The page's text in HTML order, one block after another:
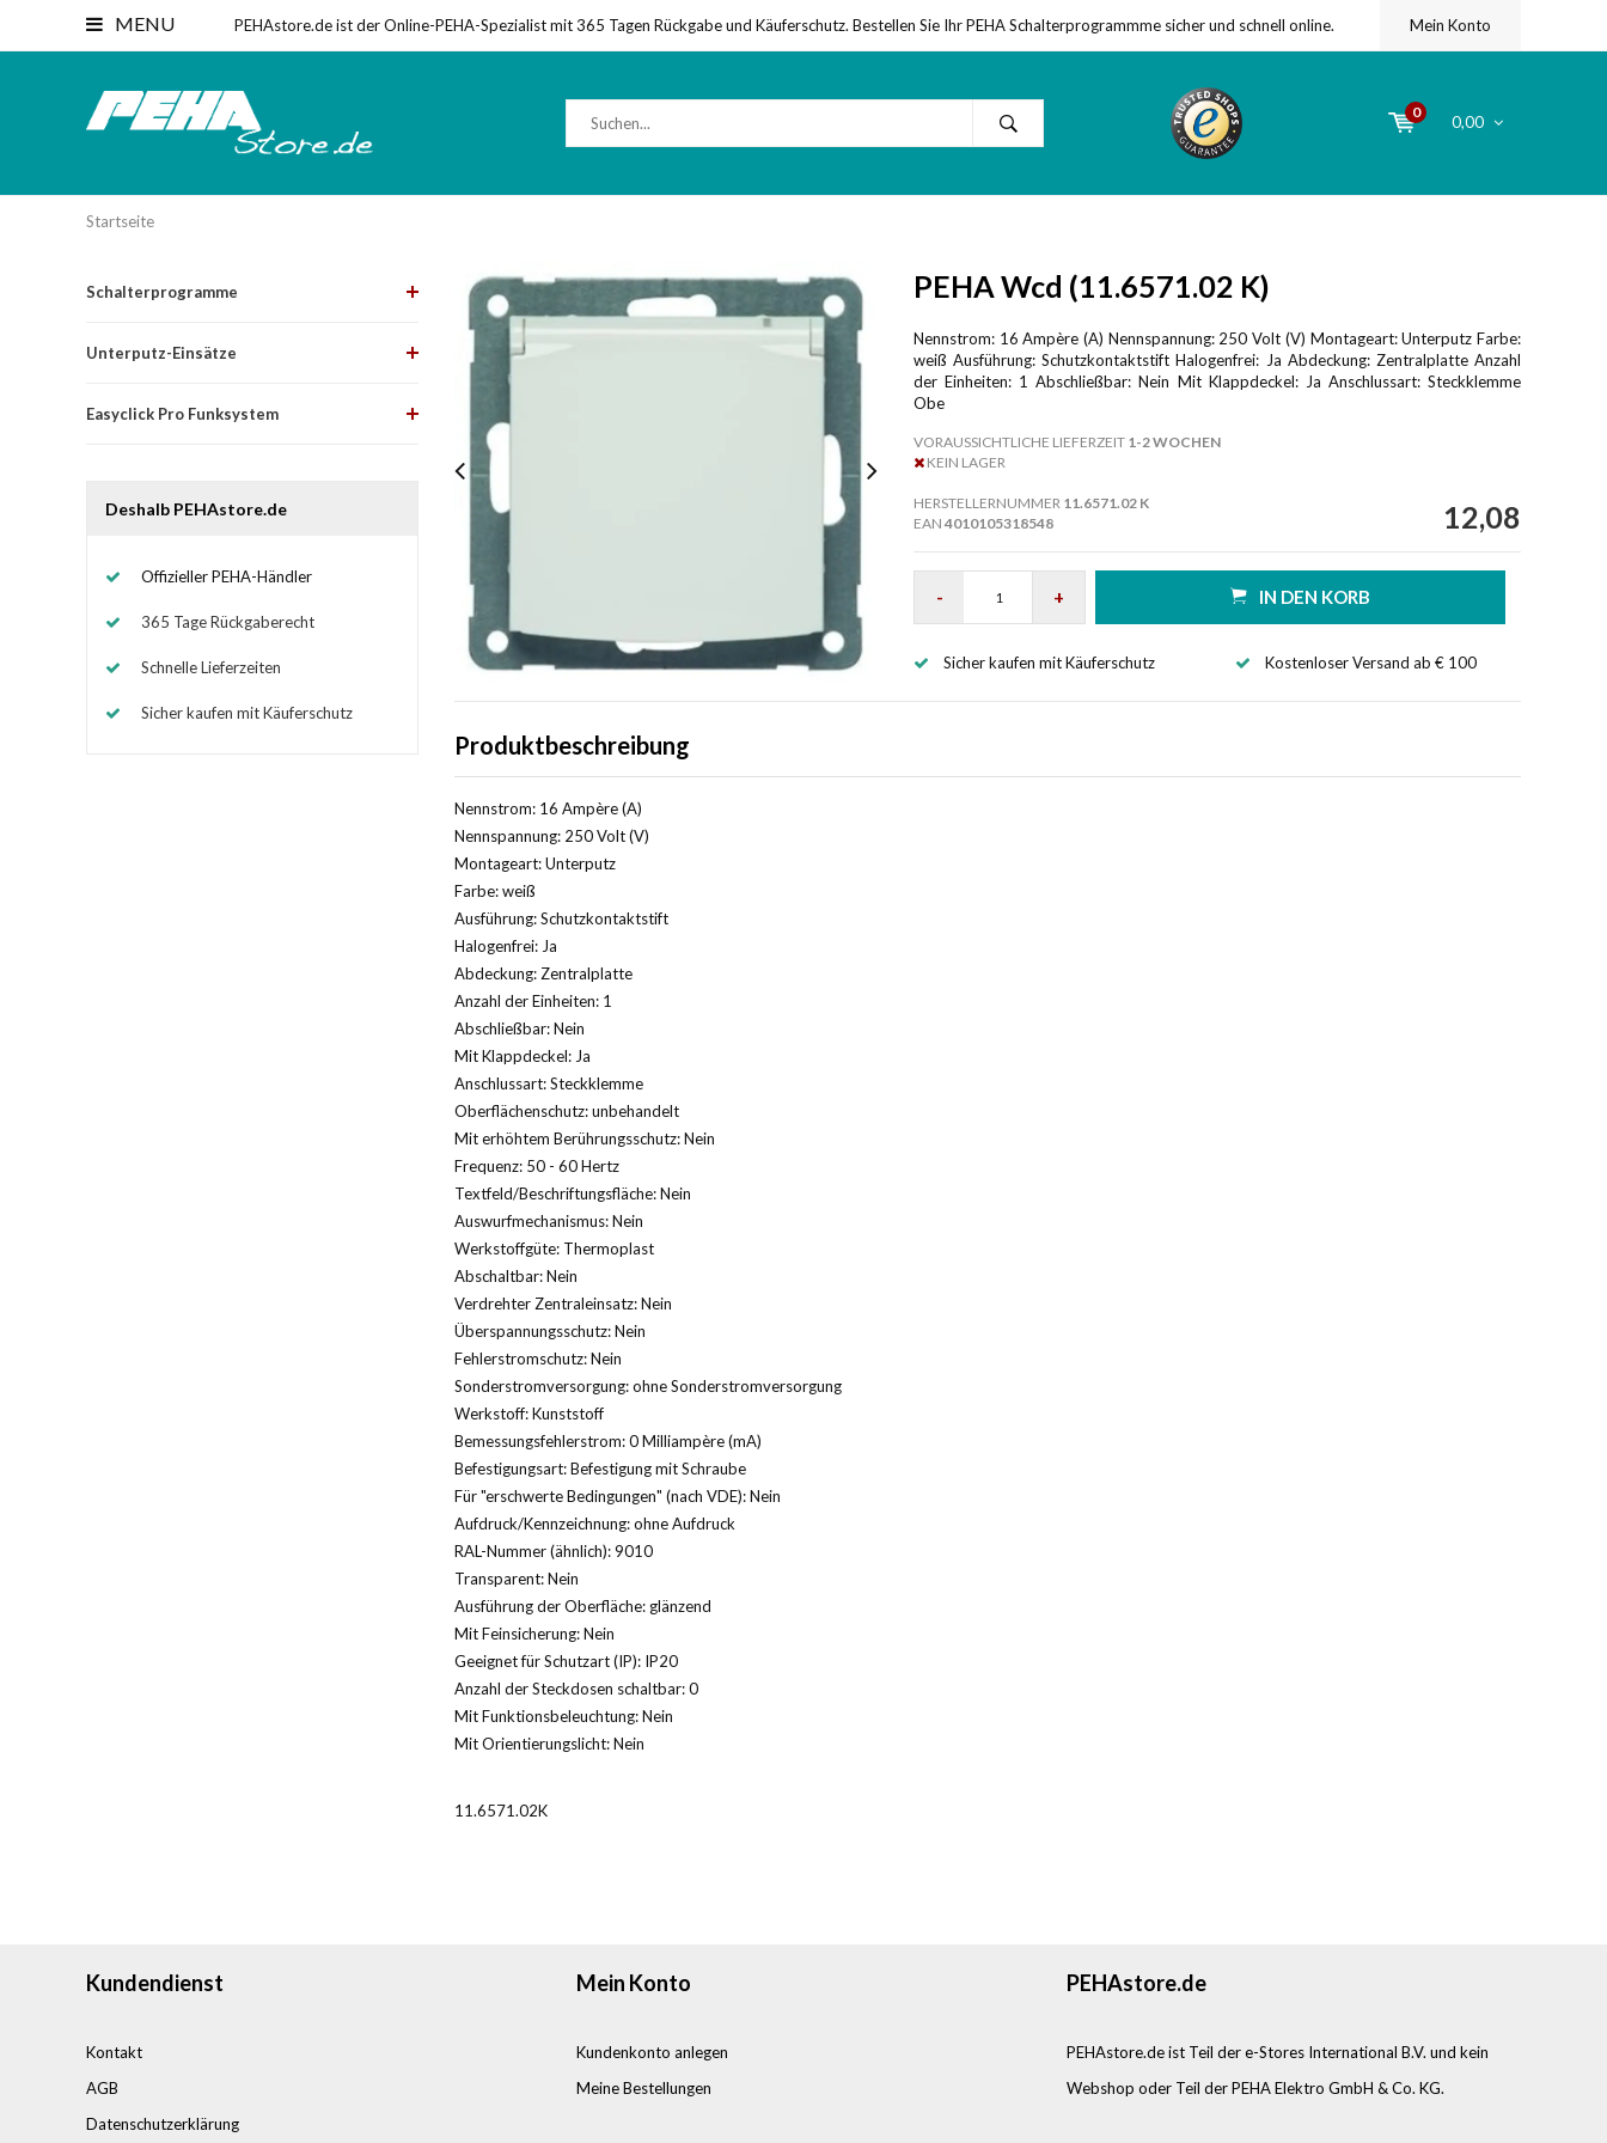
MENU PEHAstore.de ist der Online-PEHA-Spezialist mit 365 Tagen Rückgabe und Käuferschutz. Bestellen Sie Ihr PEHA Schalterprogrammme sicher und schnell online. Mein Konto
0
0,00
Startseite
Schalterprogramme
Unterputz-Einsätze
Easyclick Pro Funksystem
Deshalb PEHAstore.de
Offizieller PEHA-Händler
365 Tage Rückgaberecht
Schnelle Lieferzeiten
Sicher kaufen mit Käuferschutz
PEHA Wcd (11.6571.02 K)
Nennstrom: 16 Ampère (A) Nennspannung: 250 Volt (V) Montageart: Unterputz Farbe:
weiß Ausführung: Schutzkontaktstift Halogenfrei: Ja Abdeckung: Zentralplatte Anzahl
der Einheiten: 1 Abschließbar: Nein Mit Klappdeckel: Ja Anschlussart: Steckklemme
Obe
VORAUSSICHTLICHE LIEFERZEIT1-2 WOCHEN
KEIN LAGER
HERSTELLERNUMMER 11.6571.02 K
EAN 4010105318548 12,08
- + IN DEN KORB
Sicher kaufen mit Käuferschutz Kostenloser Versand ab € 100
Produktbeschreibung
Nennstrom: 16 Ampère (A)
Nennspannung: 250 Volt (V)
Montageart: Unterputz
Farbe: weiß
Ausführung: Schutzkontaktstift
Halogenfrei: Ja
Abdeckung: Zentralplatte
Anzahl der Einheiten: 1
Abschließbar: Nein
Mit Klappdeckel: Ja
Anschlussart: Steckklemme
Oberflächenschutz: unbehandelt
Mit erhöhtem Berührungsschutz: Nein
Frequenz: 50 - 60 Hertz
Textfeld/Beschriftungsfläche: Nein
Auswurfmechanismus: Nein
Werkstoffgüte: Thermoplast
Abschaltbar: Nein
Verdrehter Zentraleinsatz: Nein
Überspannungsschutz: Nein
Fehlerstromschutz: Nein
Sonderstromversorgung: ohne Sonderstromversorgung
Werkstoff: Kunststoff
Bemessungsfehlerstrom: 0 Milliampère (mA)
Befestigungsart: Befestigung mit Schraube
Für "erschwerte Bedingungen" (nach VDE): Nein
Aufdruck/Kennzeichnung: ohne Aufdruck
RAL-Nummer (ähnlich): 9010
Transparent: Nein
Ausführung der Oberfläche: glänzend
Mit Feinsicherung: Nein
Geeignet für Schutzart (IP): IP20
Anzahl der Steckdosen schaltbar: 0
Mit Funktionsbeleuchtung: Nein
Mit Orientierungslicht: Nein
11.6571.02K
Kundendienst
Kontakt
AGB
Datenschutzerklärung
Mein Konto
Kundenkonto anlegen
Meine Bestellungen
PEHAstore.de
PEHAstore.de ist Teil der e-Stores International B.V. und kein
Webshop oder Teil der PEHA Elektro GmbH & Co. KG.